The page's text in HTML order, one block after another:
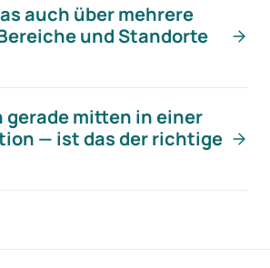
auch über mehrere
und Standorte
gerade mitten in einer
— ist das der richtige